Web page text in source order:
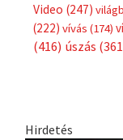
Video (247)
(222) vívás (174)
(416) úszás
Hirdetés